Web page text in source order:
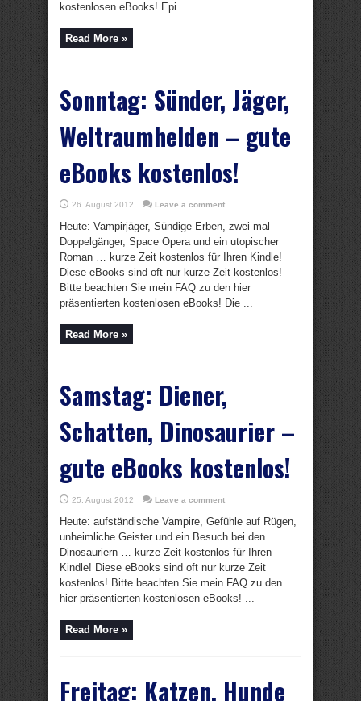
kostenlosen eBooks! Epi ...
Read More »
Sonntag: Sünder, Jäger,
Weltraumhelden – gute
eBooks kostenlos!
26. August 2012 Leave a comment
Heute: Vampirjäger, Sündige Erben, zwei mal
Doppelgänger, Space Opera und ein utopischer
Roman … kurze Zeit kostenlos für Ihren Kindle!
Diese eBooks sind oft nur kurze Zeit kostenlos!
Bitte beachten Sie mein FAQ zu den hier
präsentierten kostenlosen eBooks! Die ...
Read More »
Samstag: Diener,
Schatten, Dinosaurier –
gute eBooks kostenlos!
25. August 2012 Leave a comment
Heute: aufständische Vampire, Gefühle auf Rügen,
unheimliche Geister und ein Besuch bei den
Dinosauriern … kurze Zeit kostenlos für Ihren
Kindle! Diese eBooks sind oft nur kurze Zeit
kostenlos! Bitte beachten Sie mein FAQ zu den
hier präsentierten kostenlosen eBooks! ...
Read More »
Freitag: Katzen, Hunde